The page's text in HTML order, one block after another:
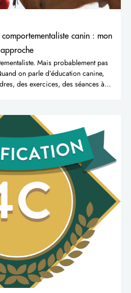
canin : mon
approche
Mais probablement pas
on parle d’éducation canine,
des exercices, des séances à…